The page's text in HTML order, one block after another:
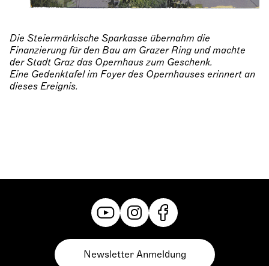
Die Steiermärkische Sparkasse übernahm die
Finanzierung für den Bau am Grazer Ring und machte
der Stadt Graz das Opernhaus zum Geschenk.
Eine Gedenktafel im Foyer des Opernhauses erinnert an
dieses Ereignis.
Newsletter Anmeldung